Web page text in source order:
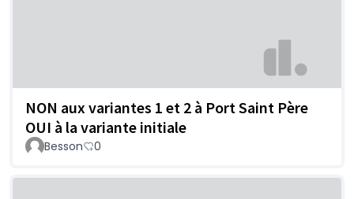
NON aux variantes 1 et 2 à Port Saint Père
OUI à la variante initiale
Besson 0